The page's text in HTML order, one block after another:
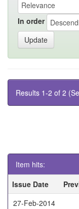
In order
Results 1-2 of 2
Item hits:
Issue Date
27-Feb-2014